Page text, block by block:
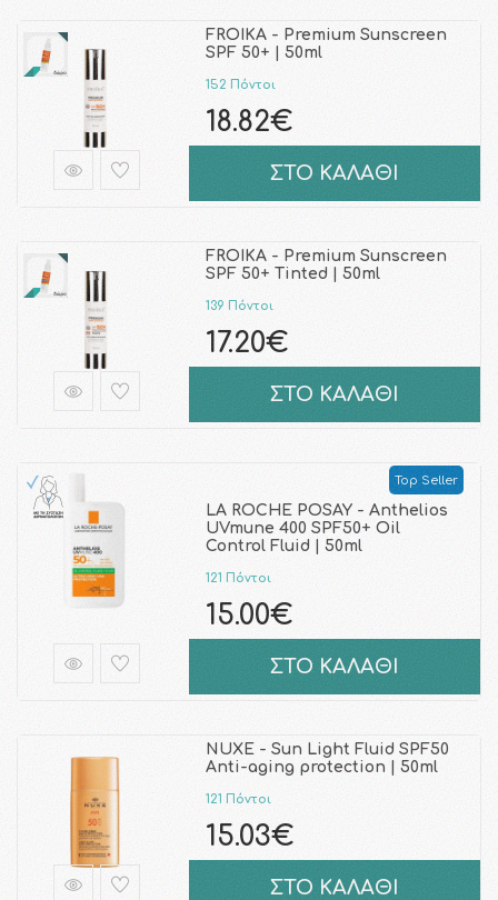
FROIKA - Premium Sunscreen
SPF 50+ | 50ml
152 Πόντοι
18.82€
ΣΤΟ ΚΑΛΑΘΙ
FROIKA - Premium Sunscreen
SPF 50+ Tinted | 50ml
139 Πόντοι
17.20€
ΣΤΟ ΚΑΛΑΘΙ
Top Seller
LA ROCHE POSAY - Anthelios
UVmune 400 SPF50+ Oil
Control Fluid | 50ml
121 Πόντοι
15.00€
ΣΤΟ ΚΑΛΑΘΙ
NUXE - Sun Light Fluid SPF50
Anti-aging protection | 50ml
121 Πόντοι
15.03€
ΣΤΟ ΚΑΛΑΘΙ